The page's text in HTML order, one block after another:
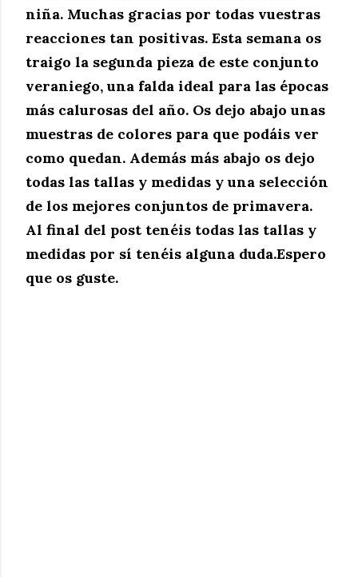
niña. Muchas gracias por todas vuestras
reacciones tan positivas. Esta semana os
traigo la segunda pieza de este conjunto
veraniego, una falda ideal para las épocas
más calurosas del año. Os dejo abajo unas
muestras de colores para que podáis ver
como quedan. Además más abajo os dejo
todas las tallas y medidas y una selección
de los mejores conjuntos de primavera.
Al final del post tenéis todas las tallas y
medidas por sí tenéis alguna duda.Espero
que os guste.